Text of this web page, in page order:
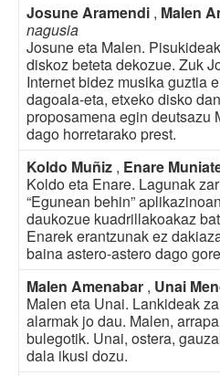
Josune Aramendi , Malen
nagusia
Josune eta Malen.
diskoz beteta dekozue. Zuk
Internet bidez musika guztia
dagoala-eta, etxeko disko
proposamena egin deutsazu
dago horretarako prest.
Koldo Muñiz , Enare
Koldo eta Enare. Lagunak
“Egunean behin”
daukozue kuadrillakoakaz
Enarek erantzunak ez
baina astero-astero dago
Malen Amenabar , Unai
Malen eta Unai. Lankideak
alarmak jo dau. Malen,
bulegotik. Unai, ostera,
dala ikusi dozu.